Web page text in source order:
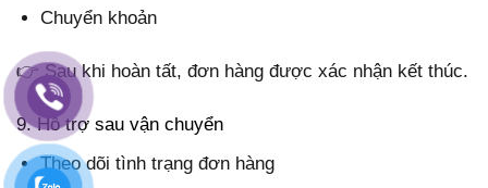
Chuyển khoản
👉 Sau khi hoàn tất, đơn hàng được xác nhận kết thúc.
9. Hỗ trợ sau vận chuyển
Theo dõi tình trạng đơn hàng